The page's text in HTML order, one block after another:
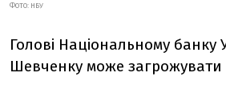
ФОТО: НБУ
Голові Національному банку
Шевченку може загрожувати